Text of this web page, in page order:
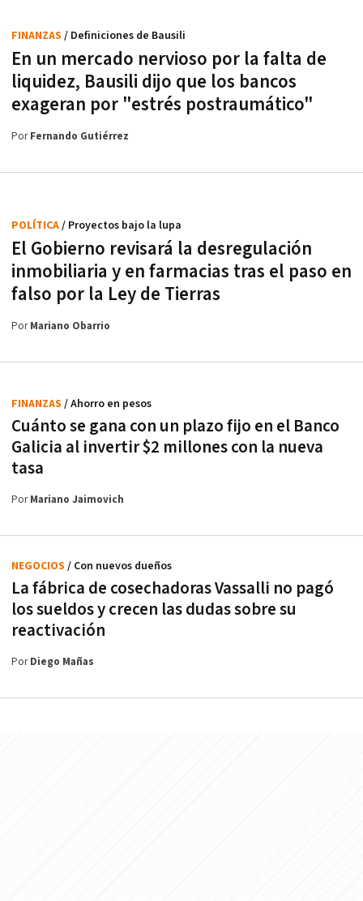
En un mercado nervioso por la falta de
liquidez, Bausili dijo que los bancos
exageran por "estrés postraumático"
FINANZAS / Definiciones de Bausili
PorFernando Gutiérrez
El Gobierno revisará la desregulación
inmobiliaria y en farmacias tras el paso en
falso por la Ley de Tierras
POLÍTICA/ Proyectos bajo la lupa
PorMariano Obarrio
Cuánto se gana con un plazo fijo en el Banco
Galicia al invertir $2 millones con la nueva
tasa
FINANZAS / Ahorro en pesos
PorMariano Jaimovich
La fábrica de cosechadoras Vassalli no pagó
los sueldos y crecen las dudas sobre su
reactivación
NEGOCIOS / Con nuevos dueños
PorDiego Mañas